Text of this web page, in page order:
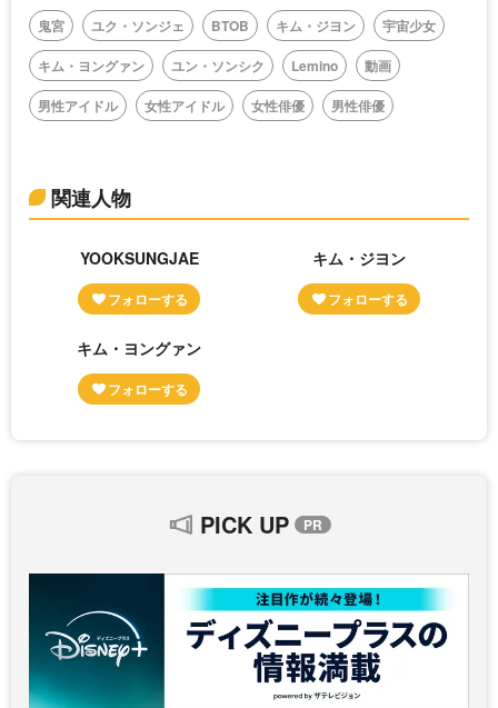
鬼宮 ユク・ソンジェ BTOB キム・ジヨン
宇宙少女
キム・ヨングァン
ユン・ソンシク Lemino
動画
男性アイドル
女性アイドル 女性俳優 男性俳優
関連人物
YOOKSUNGJAE キム・ジヨン
キム・ヨングァン
PICK UP